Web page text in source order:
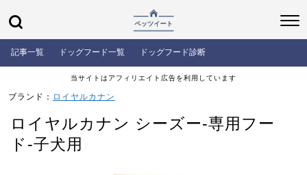
記事一覧 ドッグフード一覧 ドッグフード診断
当サイトはアフィリエイト広告を利用しています
ブランド： ロイヤルカナン
ロイヤルカナン シーズー-専用フー
ド-子犬用